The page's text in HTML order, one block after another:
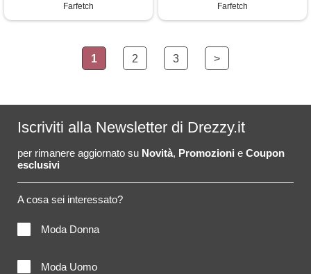
Farfetch
Farfetch
1 2 3 >
Iscriviti alla Newsletter di Drezzy.it
per rimanere aggiornato su Novità, Promozioni e Coupon
esclusivi
A cosa sei interessato?
Moda Donna
Moda Uomo